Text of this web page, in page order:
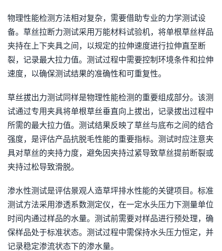
物理性能检测方法相对复杂，需要借助专业的力学测试设
备。草丝拉断力测试采用万能材料试验机，将单根草丝样品
夹持在上下夹具之间，以规定的拉伸速度进行拉伸直至断
裂，记录最大拉力值。测试过程中需要控制环境条件和拉伸
速度，以确保测试结果的准确性和可重复性。
草丝拔出力测试同样是物理性能检测的重要组成部分。该测
试通过专用夹具将单根草丝垂直向上拔出，记录拔出过程中
所需的最大拉力值。测试结果反映了草丝与底布之间的结合
强度，是评估产品抗脱毛性能的重要指标。测试时应注意夹
具对草丝的夹持力度，避免因夹持过紧导致草丝提前断裂或
夹持过松导致滑脱。
渗水性测试是评估景观人造草坪排水性能的关键项目。标准
测试方法采用渗透系数测定仪，在一定水头压力下测量单位
时间内通过样品的水量。测试前需要对样品进行预处理，确
保样品处于标准状态。测试过程中需保持水头压力恒定，并
记录稳定渗流状态下的渗水量。